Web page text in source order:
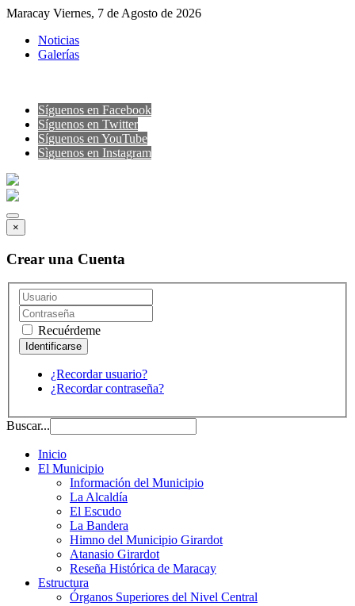
Maracay Viernes, 7 de Agosto de 2026
Noticias
Galerías
Síguenos en Facebook
Síguenos en Twitter
Síguenos en YouTube
Sìguenos en Instagram
×
Crear una Cuenta
Recuérdeme
¿Recordar usuario?
¿Recordar contraseña?
Buscar...
Inicio
El Municipio
Información del Municipio
La Alcaldía
El Escudo
La Bandera
Himno del Municipio Girardot
Atanasio Girardot
Reseña Histórica de Maracay
Estructura
Órganos Superiores del Nivel Central